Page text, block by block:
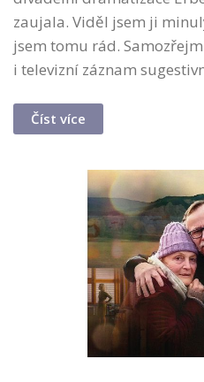
zaujala. Viděl jsem ji
jsem tomu rád.
i televizní záznam
Číst více